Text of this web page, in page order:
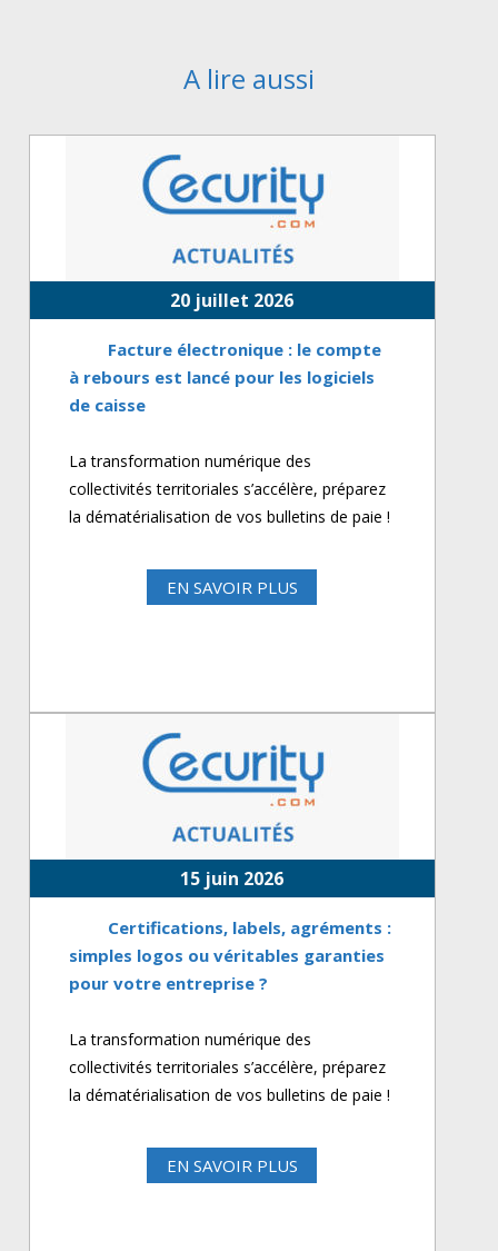
A lire aussi
20 juillet 2026
Facture électronique : le compte
à rebours est lancé pour les logiciels
de caisse
La transformation numérique des
collectivités territoriales s’accélère, préparez
la dématérialisation de vos bulletins de paie !
EN SAVOIR PLUS
15 juin 2026
Certifications, labels, agréments :
simples logos ou véritables garanties
pour votre entreprise ?
La transformation numérique des
collectivités territoriales s’accélère, préparez
la dématérialisation de vos bulletins de paie !
EN SAVOIR PLUS